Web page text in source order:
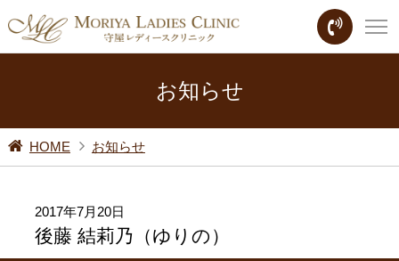
お知らせ
HOME お知らせ
2017年7月20日
後藤 結莉乃（ゆりの）